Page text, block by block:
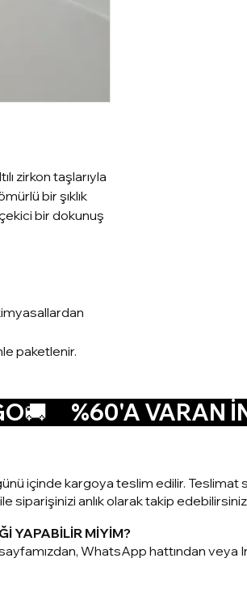
zirkon taşlarıyla
bir şıklık
bir dokunuş
paketlenir.
içinde kargoya teslim edilir.
siparişinizi anlık olarak takip
YAPABİLİR MİYİM?
WhatsApp hattından veya